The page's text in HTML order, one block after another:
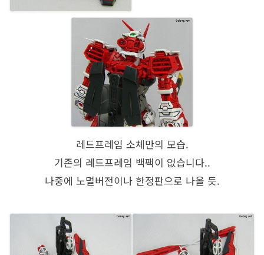
레드프레임 소체만의 모습.
기존의 레드프레임 백팩이 없습니다..
나중에 노멀버전이나 한정판으로 나올 듯.